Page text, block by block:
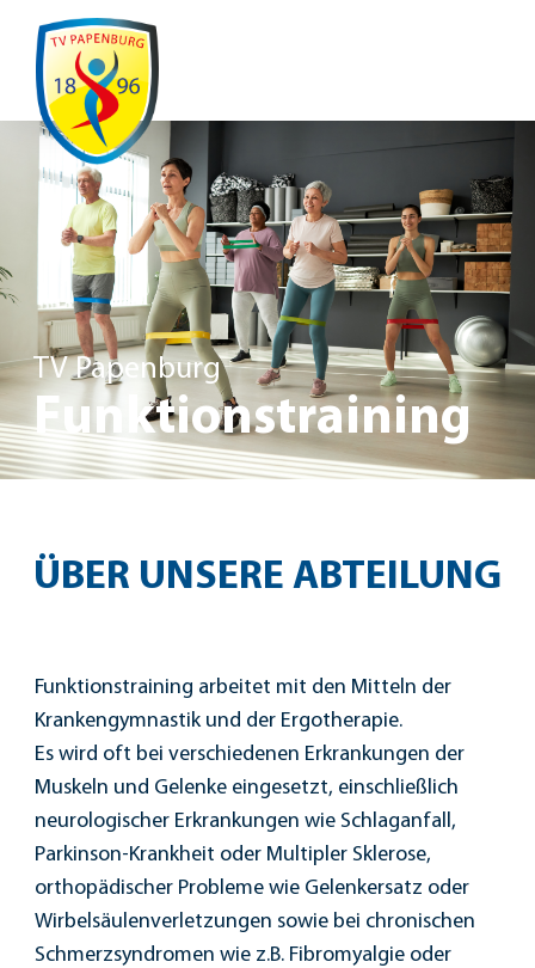
Ausfälle / Änderungen
TV Papenburg
Funktionstraining
ÜBER UNSERE ABTEILUNG
Funktionstraining arbeitet mit den Mitteln der
Krankengymnastik und der Ergotherapie.
Es wird oft bei verschiedenen Erkrankungen der
Muskeln und Gelenke eingesetzt, einschließlich
neurologischer Erkrankungen wie Schlaganfall,
Parkinson-Krankheit oder Multipler Sklerose,
orthopädischer Probleme wie Gelenkersatz oder
Wirbelsäulenverletzungen sowie bei chronischen
Schmerzsyndromen wie z.B. Fibromyalgie oder